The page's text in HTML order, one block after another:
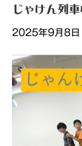
じゃけん列
2025年9月8日